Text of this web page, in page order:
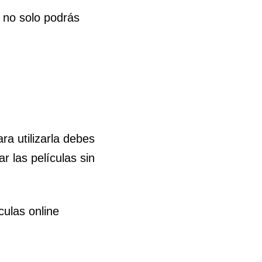
solo podrás
utilizarla debes
las películas sin
online